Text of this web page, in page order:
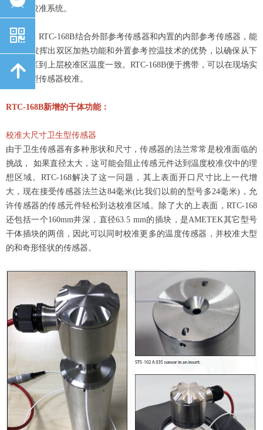
传感器校准系统。
安装后，RTC-168B结合外部参考传感器和内置的内部参考传感器，能
有效的发挥出双区加热功能和外置参考控温技术的优势，以确保从下
部温度区到上层校准区温度一致。RTC-168B便于携带，可以在现场实
现卫生型传感器校准。
RTC-168B新增的干体功能：
校准大尺寸卫生型传感器
由于卫生传感器有多种形状和尺寸，传感器的法兰常常是校准面临的
挑战， 如果直径太大，这可能会阻止传感元件达到温度校准仪中的理
想区域。RTC-168解决了这一问题，其上表面开口尺寸比上一代增
大，现在接受传感器法兰达84毫米(比我们以前的型号多24毫米)，允
许传感器的传感元件轻松到达校准区域。
除了大的上表面，RTC-168
还包括一个160mm井深，直径63.5 mm的插块，是AMETEK其它型号
干体插块的两倍，因此可以同时校准更多的温度传感器，并校准大型
的和奇形怪状的传感器。
낃
녕